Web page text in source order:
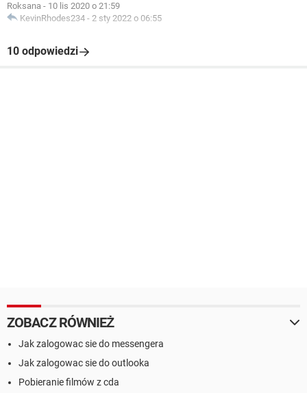
Roksana - 10 lis 2020 o 21:59
KevinRhodes234 - 2 sty 2022 o 06:55
10 odpowiedzi
ZOBACZ RÓWNIEŻ
Jak zalogowac sie do messengera
Jak zalogowac sie do outlooka
Pobieranie filmów z cda